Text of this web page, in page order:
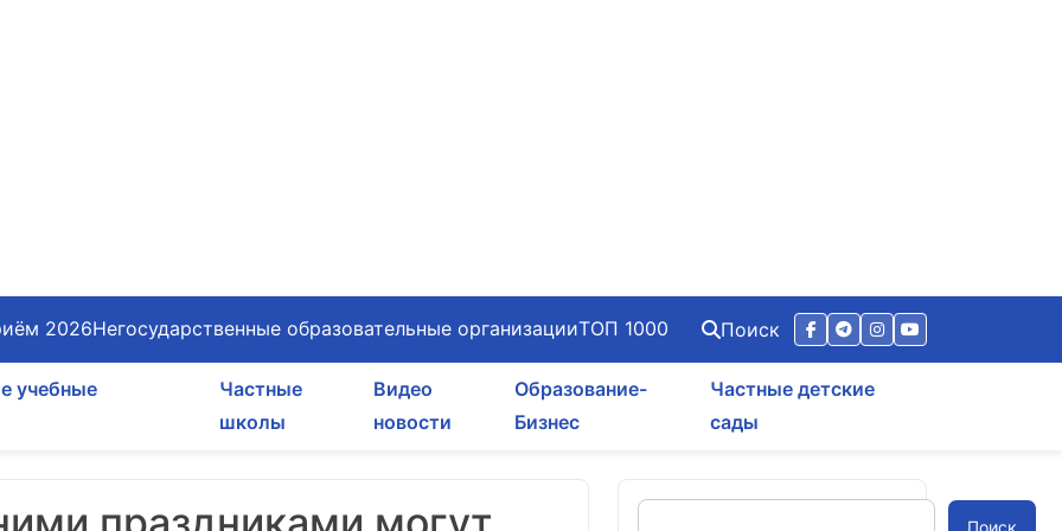
2026Негосударственные образовательные организацииТОП 1000 Поиск
учебные
Частные
школы
Видео
новости
Образование-
Бизнес
Частные детские
сады
Поиск